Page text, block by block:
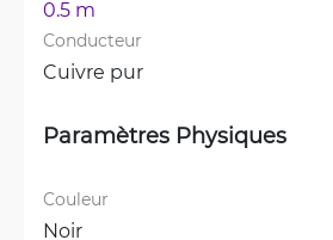
0.5 m
Conducteur
Cuivre pur
Paramètres Physiques
Couleur
Noir